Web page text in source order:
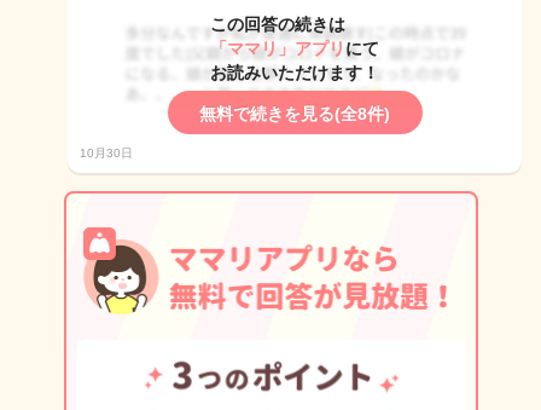
この回答の続きは
「ママリ」アプリ にて
お読みいただけます！
無料で続きを見る(全8件)
10月30日